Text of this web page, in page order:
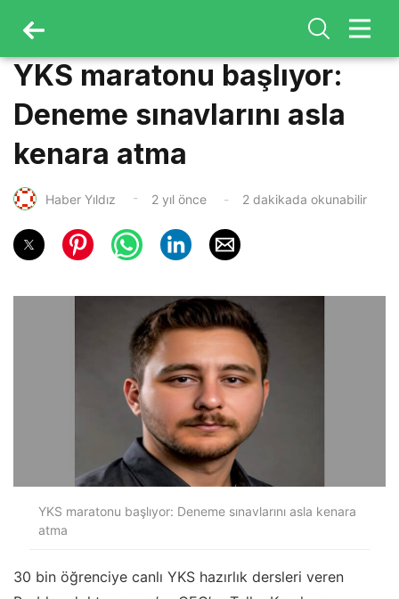
YKS maratonu başlıyor:
Deneme sınavlarını asla
kenara atma
Haber Yıldız 2 yıl önce 2 dakikada okunabilir
YKS maratonu başlıyor: Deneme sınavlarını asla kenara
atma
30 bin öğrenciye canlı YKS hazırlık dersleri veren